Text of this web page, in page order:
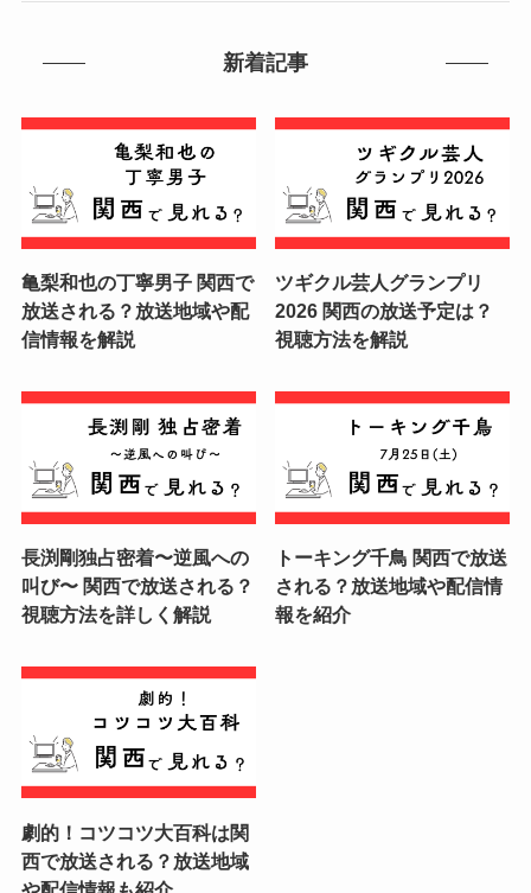
新着記事
亀梨和也の丁寧男子 関西で
放送される？放送地域や配
信情報を解説
ツギクル芸人グランプリ
2026 関西の放送予定は？
視聴方法を解説
長渕剛独占密着〜逆風への
叫び〜 関西で放送される？
視聴方法を詳しく解説
トーキング千鳥 関西で放送
される？放送地域や配信情
報を紹介
劇的！コツコツ大百科は関
西で放送される？放送地域